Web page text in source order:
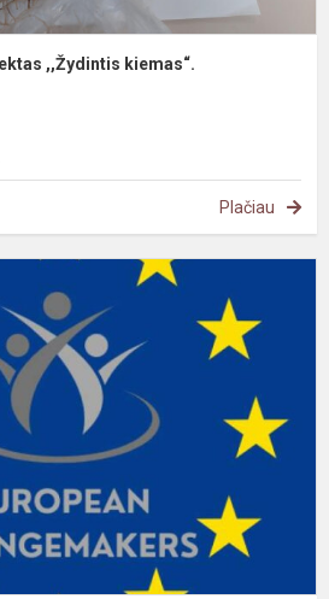
,,Žydintis kiemas“.
Plačiau